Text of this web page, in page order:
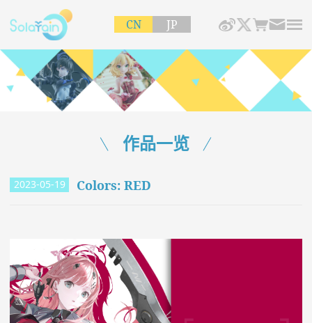
CN JP
作品一览
2023-05-19 Colors: RED